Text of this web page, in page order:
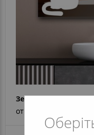
Зеркало Cat&Fish
от 7 072 грн